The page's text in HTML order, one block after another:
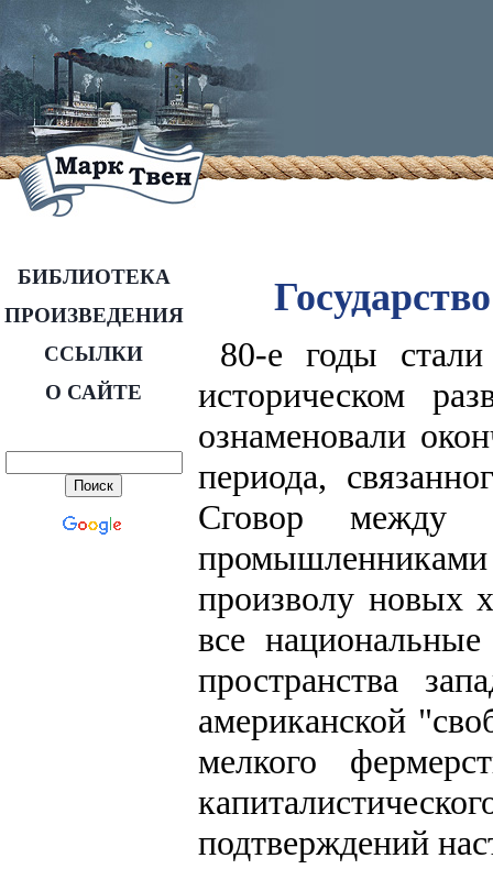
БИБЛИОТЕКА
ПРОИЗВЕДЕНИЯ
ССЫЛКИ
О САЙТЕ
80-е годы
историческом
ознаменовали
периода,
Сговор между
промышленниками
произволу новых
все
пространства
американской
мелкого
подтверждений